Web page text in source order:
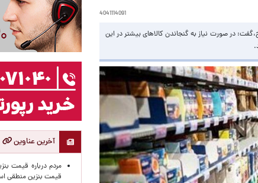
4041114091
در صورت نیاز به گنجاندن کالاهای بیشتر در این
آخرین عناوین
مردم درباره قیمت
قیمت بنزین منطقی